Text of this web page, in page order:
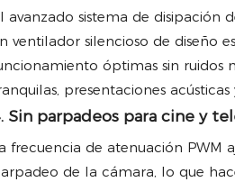
avanzado sistema de
ventilador silencioso de diseño
óptimas sin ruidos
presentaciones
Sin parpadeos para cine y
frecuencia de atenuación PWM
de la cámara, lo que